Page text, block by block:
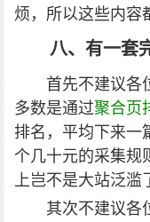
烦，所以这些内容
八、有一套
首先不建议各
多数是通过聚合页
排名，平均下来一
个几十元的采集规
上岂不是大站泛滥
其次不建议各